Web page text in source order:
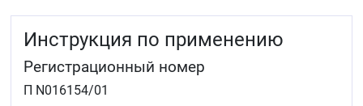
Инструкция по применению
Регистрационный номер
П N016154/01